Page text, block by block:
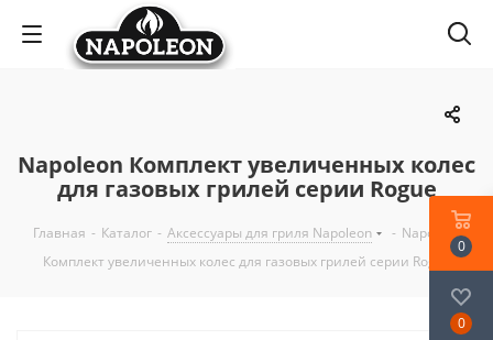
Napoleon Комплект увеличенных колес
для газовых грилей серии Rogue
Главная - Каталог - Аксессуары для гриля Napoleon - Napoleon
Комплект увеличенных колес для газовых грилей серии Rogue
0
0